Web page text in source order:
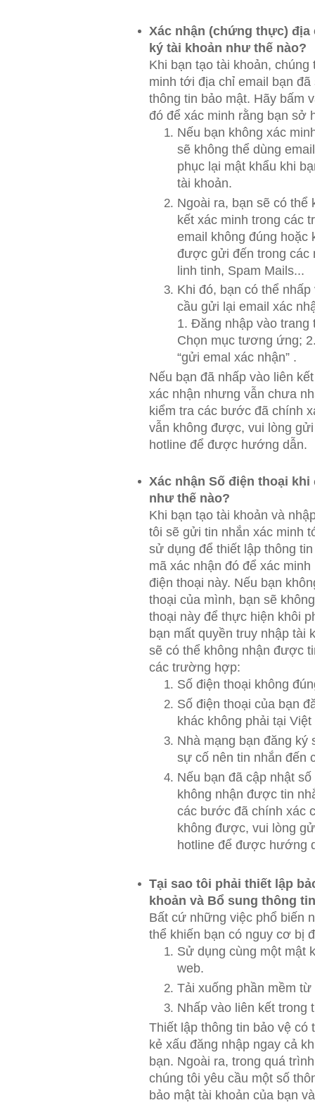
Xác nhận (chứng thực) địa
ký tài khoản như thế nào?
Khi bạn tạo tài khoản,
minh tới địa chỉ email bạn
thông tin bảo mật. Hãy bấm
đó để xác minh rằng bạn sở
Nếu bạn không xác
sẽ không thể dùng
phục lại mật khẩu khi
tài khoản.
Ngoài ra, bạn sẽ có
kết xác minh trong các
email không đúng hoặc
được gửi đến trong các
linh tinh, Spam Mails...
Khi đó, bạn có thể
cầu gửi lại email xác
1. Đăng nhập vào trang
Chọn mục tương ứng;
“gửi emal xác nhận” .
Nếu bạn đã nhấp vào liên
xác nhận nhưng vẫn chưa
kiểm tra các bước đã chính
vẫn không được, vui lòng
hotline để được hướng dẫn.
Xác nhận Số điện thoại
như thế nào?
Khi bạn tạo tài khoản và
tôi sẽ gửi tin nhắn xác minh
sử dụng để thiết lập thông
mã xác nhận đó để xác
điện thoại này. Nếu bạn
thoại của mình, bạn sẽ
thoại này để thực hiện khôi
bạn mất quyền truy nhập tài
sẽ có thể không nhận được
các trường hợp:
Số điện thoại không
Số điện thoại của bạn
khác không phải tại
Nhà mạng bạn đăng ký
sự cố nên tin nhắn đến
Nếu bạn đã cập nhật
không nhận được tin
các bước đã chính xác
không được, vui lòng
hotline để được hướng
Tại sao tôi phải thiết lập
khoản và Bổ sung thông
Bất cứ những việc phổ biến
thể khiến bạn có nguy cơ bị
Sử dụng cùng một mật
web.
Tải xuống phần mềm từ
Nhấp vào liên kết trong
Thiết lập thông tin bảo vệ có
kẻ xấu đăng nhập ngay cả
bạn. Ngoài ra, trong quá
chúng tôi yêu cầu một số
bảo mật tài khoản của bạn